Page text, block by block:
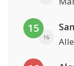
15
16